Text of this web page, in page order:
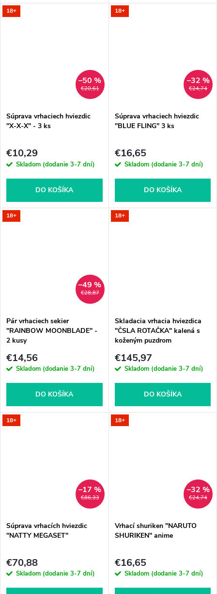
18+
€20,61
–50 %
Súprava vrhaciech hviezdic
"X-X-X" - 3 ks
€10,29
Skladom (dodanie 3-7 dní)
DO KOŠÍKA
18+
€24,74
–32 %
Súprava vrhaciech hviezdic
"BLUE FLING" 3 ks
€16,65
Skladom (dodanie 3-7 dní)
DO KOŠÍKA
18+
€28,87
–49 %
Pár vrhaciech sekier
"RAINBOW MOONBLADE" -
2 kusy
€14,56
Skladom (dodanie 3-7 dní)
DO KOŠÍKA
18+
Skladacia vrhacia hviezdica
"ČSLA ROTAČKA" kalená s
koženým puzdrom
€145,97
Skladom (dodanie 3-7 dní)
DO KOŠÍKA
18+
€86,33
–17 %
Súprava vrhacích hviezdic
"NATTY MEGASET"
€70,88
Skladom (dodanie 3-7 dní)
18+
€24,74
–32 %
Vrhací shuriken "NARUTO
SHURIKEN" anime
€16,65
Skladom (dodanie 3-7 dní)